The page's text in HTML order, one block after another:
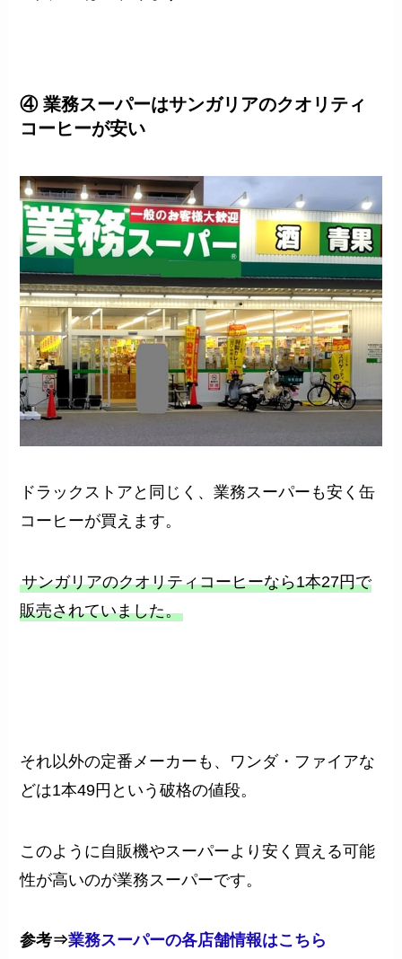
④ 業務スーパーはサンガリアのクオリティ
コーヒーが安い
ドラックストアと同じく、業務スーパーも安く缶
コーヒーが買えます。
サンガリアのクオリティコーヒーなら1本27円で
販売されていました。
それ以外の定番メーカーも、ワンダ・ファイアな
どは1本49円という破格の値段。
このように自販機やスーパーより安く買える可能
性が高いのが業務スーパーです。
参考⇒業務スーパーの各店舗情報はこちら